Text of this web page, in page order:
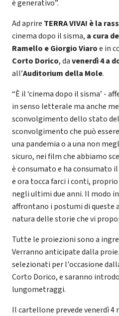
è generativo”.
Ad aprire TERRA VIVA! è la
cinema dopo il sisma, a cura
Ramello e Giorgio Viaroe in
Corto Dorico, davenerdì 4 a
all’Auditorium della Mole.
“È il ‘cinema dopo il sisma’ -
in senso letterale ma anche
sconvolgimento dello stato
sconvolgimento che può
una pandemia o a una non
sicuro, nei film che abbiamo
è consumato e ha consumato
e ora tocca farci i conti,
negli ultimi due anni. Il modo
affrontano i postumi di queste
natura delle storie che vi
Tutte le proiezioni sono a
Verranno anticipate dalla
selezionati per l'occasione
Corto Dorico, e saranno
lungometraggi.
Il cartellone prevede venerdì 4